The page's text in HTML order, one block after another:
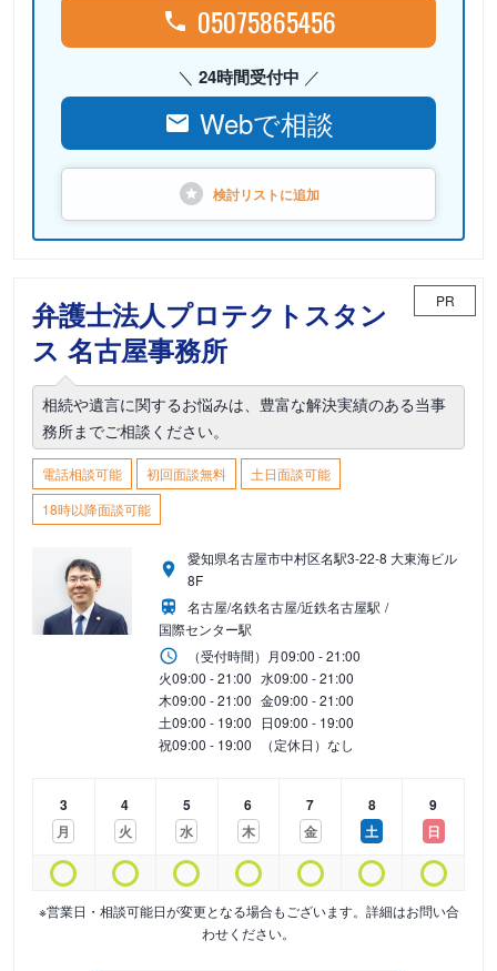
05075865456
24時間受付中
Webで相談
検討リストに追加
弁護士法人プロテクトスタン
ス 名古屋事務所
PR
相続や遺言に関するお悩みは、豊富な解決実績のある当事
務所までご相談ください。
電話相談可能 初回面談無料
土日面談可能
18時以降面談可能
愛知県名古屋市中村区名駅3-22-8 大東海ビル
8F
名古屋/名鉄名古屋/近鉄名古屋駅
国際センター駅
（受付時間） 月09:00 - 21:00
火09:00 - 21:00 水09:00 - 21:00
木09:00 - 21:00 金09:00 - 21:00
土09:00 - 19:00 日09:00 - 19:00
祝09:00 - 19:00 （定休日）なし
3
月
4
火
5
水
6
木
7
金
8
土
9
日
※営業日・相談可能日が変更となる場合もございます。詳細はお問い合
わせください。